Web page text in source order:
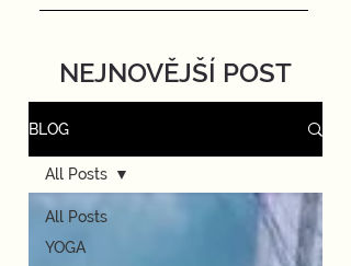
NEJNOVĚJŠÍ POST
BLOG
All Posts
YOGA
All Posts